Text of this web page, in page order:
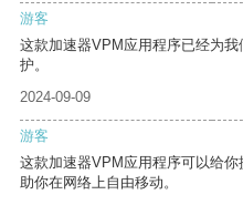
游客
这款加速器VPM应用程序已经为
护。
2024-09-09
游客
这款加速器VPM应用程序可以给
助你在网络上自由移动。